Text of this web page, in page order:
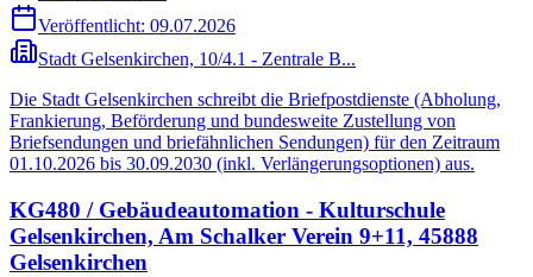
Veröffentlicht: 09.07.2026
Stadt Gelsenkirchen, 10/4.1 - Zentrale B...
Die Stadt Gelsenkirchen schreibt die Briefpostdienste (Abholung,
Frankierung, Beförderung und bundesweite Zustellung von
Briefsendungen und briefähnlichen Sendungen) für den Zeitraum
01.10.2026 bis 30.09.2030 (inkl. Verlängerungsoptionen) aus.
KG480 / Gebäudeautomation - Kulturschule
Gelsenkirchen, Am Schalker Verein 9+11, 45888
Gelsenkirchen